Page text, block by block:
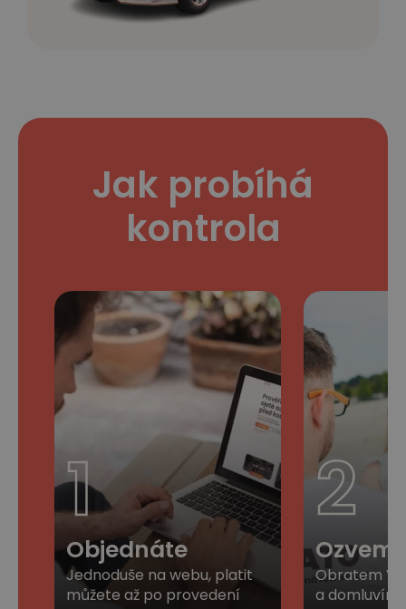
Jak probíhá
kontrola
1
Objednáte
Jednoduše na webu, platit
můžete až po provedení
2
Obratem
a